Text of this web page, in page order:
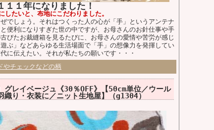
１年になりました！
たいと、布地にこだわりました。
でしょう。それはつくった人の心が「手」というアンテナ
便利になりすぎた世の中ですが、お母さんのお針仕事や手
びたお裁縫箱を見るたびに、お母さんの愛情や苦労が感じ
ぶ」などあらゆる生活場面で「手」の想像力を発揮してい
に伝えたい。それが私たちの願いです・・・
やチェックなどの柄
レイベージュ《30％OFF》【50cm単位／ウール
り・衣装に／ニット生地屋】（g1304）